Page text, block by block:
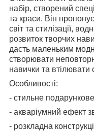
набір, створений
та краси. Він
світ та стилізації,
розвиток творчих
дасть маленьким
створювати
навички та втілювати
Особливості:
- стильне
- акваріумний ефект
- розкладна